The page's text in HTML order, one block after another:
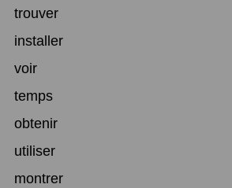
trouver
installer
voir
temps
obtenir
utiliser
montrer